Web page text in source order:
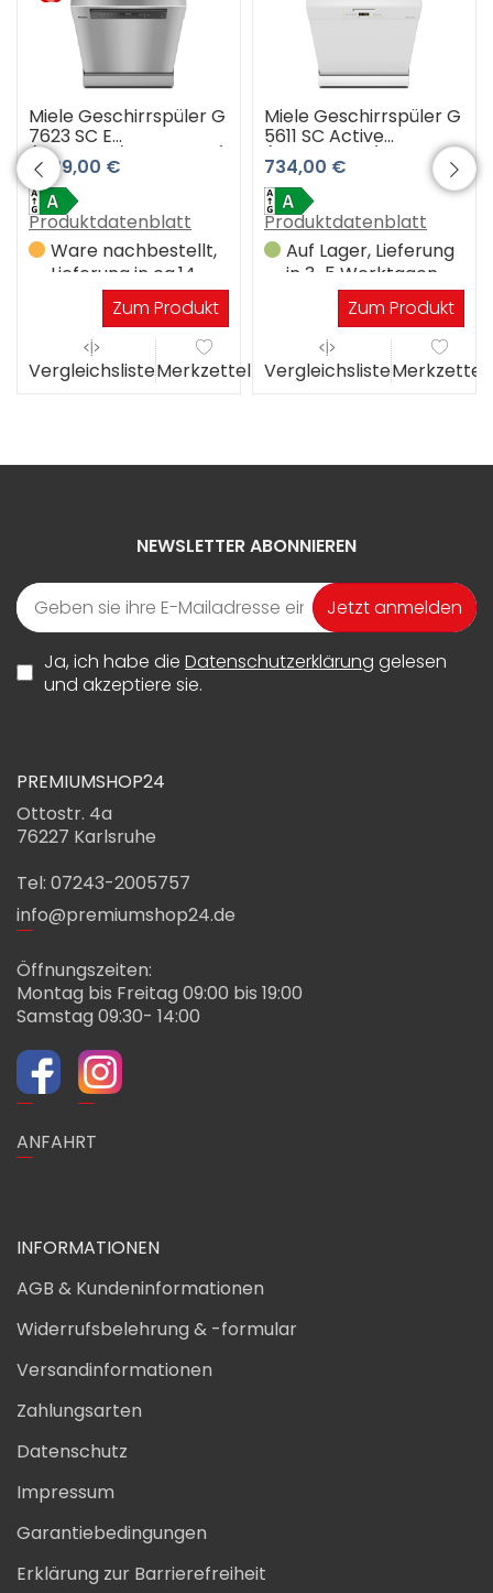
Miele Geschirrspüler G
7623 SC E
(Edelstahl/CleanSteel)
3 Jahre Premiumshop
Garantie
1.539,00 €
Produktdatenblatt
Ware nachbestellt,
Lieferung in ca.14
WerktagenZum Produkt
VergleichslisteMerkzettel
Miele Geschirrspüler G
5611 SC Active
(brillantweiß)
734,00 €
Produktdatenblatt
Auf Lager, Lieferung
in 3-5 Werktagen
Zum Produkt
VergleichslisteMerkzettel
NEWSLETTER ABONNIEREN
Jetzt anmelden
Ja, ich habe die Datenschutzerklärung gelesen
und akzeptiere sie.
PREMIUMSHOP24
Ottostr. 4a
76227 Karlsruhe
Tel: 07243-2005757
info@premiumshop24.de
Öffnungszeiten:
Montag bis Freitag 09:00 bis 19:00
Samstag 09:30- 14:00
ANFAHRT
INFORMATIONEN
AGB & Kundeninformationen
Widerrufsbelehrung & -formular
Versandinformationen
Zahlungsarten
Datenschutz
Impressum
Garantiebedingungen
Erklärung zur Barrierefreiheit